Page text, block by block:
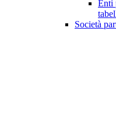
Enti
Società